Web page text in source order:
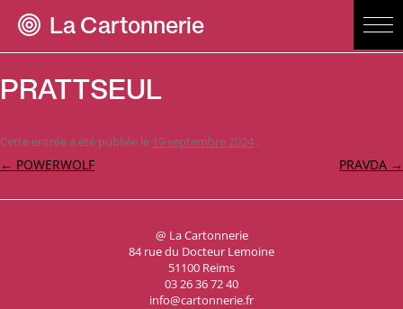
La Cartonnerie
PRATTSEUL
Cette entrée a été publiée le 19 septembre 2024 .
Navigation
← POWERWOLF PRAVDA →
@ La Cartonnerie
84 rue du Docteur Lemoine
51100 Reims
03 26 36 72 40
info@cartonnerie.fr